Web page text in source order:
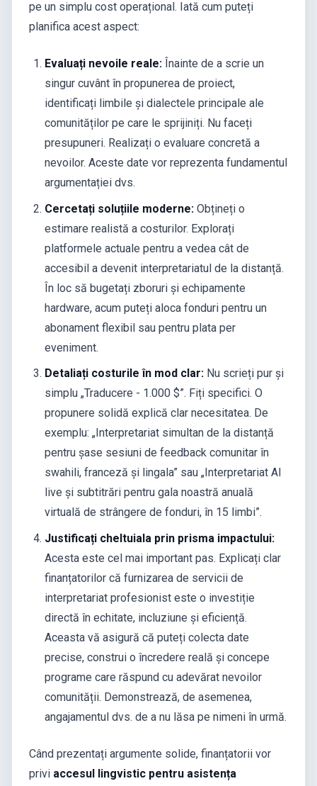
pe un simplu cost operațional. Iată cum puteți
planifica acest aspect:
Evaluați nevoile reale: Înainte de a scrie un
singur cuvânt în propunerea de proiect,
identificați limbile și dialectele principale ale
comunităților pe care le sprijiniți. Nu faceți
presupuneri. Realizați o evaluare concretă a
nevoilor. Aceste date vor reprezenta fundamentul
argumentației dvs.
Cercetați soluțiile moderne: Obțineți o
estimare realistă a costurilor. Explorați
platformele actuale pentru a vedea cât de
accesibil a devenit interpretariatul de la distanță.
În loc să bugetați zboruri și echipamente
hardware, acum puteți aloca fonduri pentru un
abonament flexibil sau pentru plata per
eveniment.
Detaliați costurile în mod clar: Nu scrieți pur și
simplu „Traducere - 1.000 $”. Fiți specifici. O
propunere solidă explică clar necesitatea. De
exemplu: „Interpretariat simultan de la distanță
pentru șase sesiuni de feedback comunitar în
swahili, franceză și lingala” sau „Interpretariat AI
live și subtitrări pentru gala noastră anuală
virtuală de strângere de fonduri, în 15 limbi”.
Justificați cheltuiala prin prisma impactului:
Acesta este cel mai important pas. Explicați clar
finanțatorilor că furnizarea de servicii de
interpretariat profesionist este o investiție
directă în echitate, incluziune și eficiență.
Aceasta vă asigură că puteți colecta date
precise, construi o încredere reală și concepe
programe care răspund cu adevărat nevoilor
comunității. Demonstrează, de asemenea,
angajamentul dvs. de a nu lăsa pe nimeni în urmă.
Când prezentați argumente solide, finanțatorii vor
privi accesul lingvistic pentru asistența